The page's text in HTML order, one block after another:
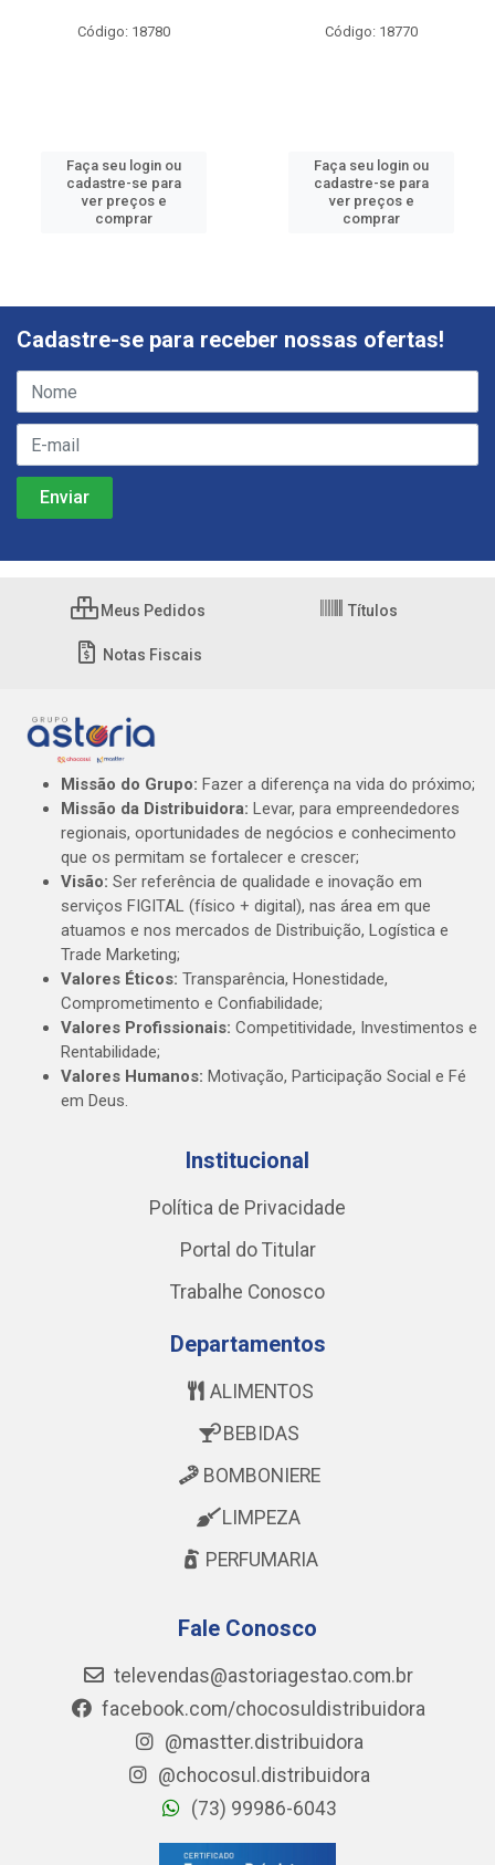
Código: 18780
Faça seu login ou
cadastre-se para
ver preços e
comprar
Código: 18770
Faça seu login ou
cadastre-se para
ver preços e
comprar
Cadastre-se para receber nossas ofertas!
Meus Pedidos Títulos
Notas Fiscais
Missão do Grupo: Fazer a diferença na vida do próximo;
Missão da Distribuidora: Levar, para empreendedores
regionais, oportunidades de negócios e conhecimento
que os permitam se fortalecer e crescer;
Visão: Ser referência de qualidade e inovação em
serviços FIGITAL (físico + digital), nas área em que
atuamos e nos mercados de Distribuição, Logística e
Trade Marketing;
Valores Éticos: Transparência, Honestidade,
Comprometimento e Confiabilidade;
Valores Profissionais: Competitividade, Investimentos e
Rentabilidade;
Valores Humanos: Motivação, Participação Social e Fé
em Deus.
Institucional
Política de Privacidade
Portal do Titular
Trabalhe Conosco
Departamentos
ALIMENTOS
BEBIDAS
BOMBONIERE
LIMPEZA
PERFUMARIA
Fale Conosco
televendas@astoriagestao.com.br
facebook.com/chocosuldistribuidora
@mastter.distribuidora
@chocosul.distribuidora
(73) 99986-6043